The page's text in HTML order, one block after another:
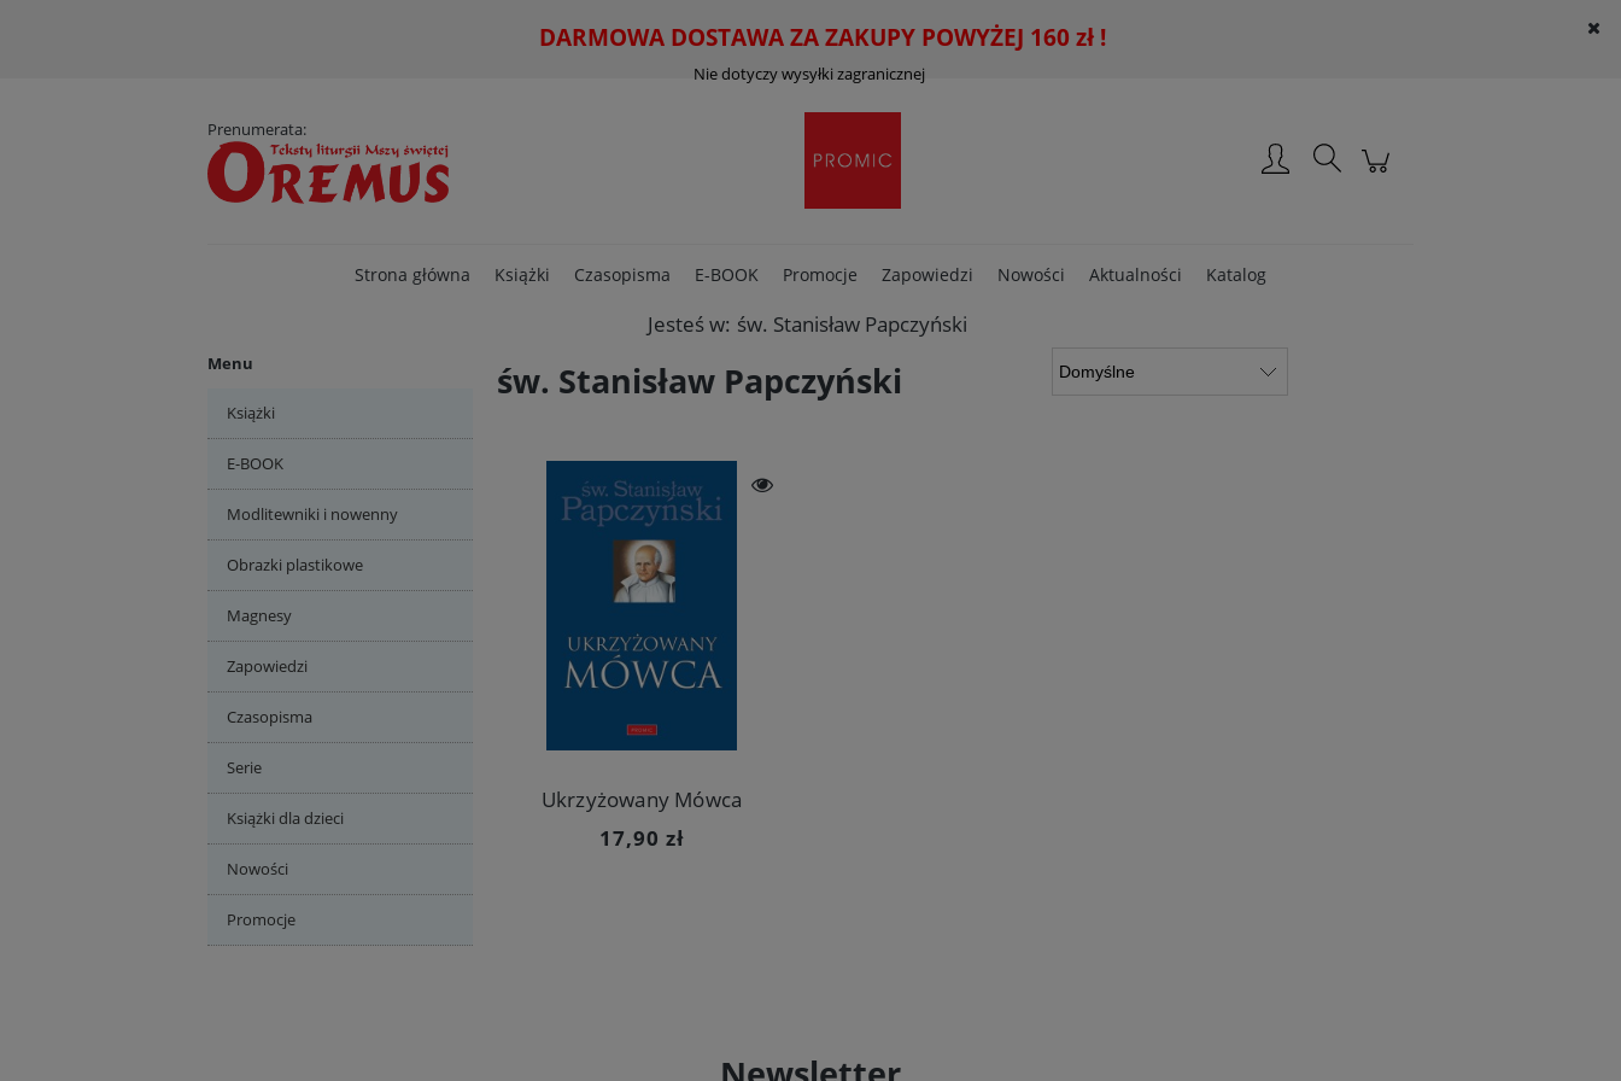
DARMOWA DOSTAWA ZA ZAKUPY POWYŻEJ 160 zł !
Nie dotyczy wysyłki zagranicznej
Prenumerata:
Strona główna Książki Czasopisma E-BOOK Promocje Zapowiedzi Nowości Aktualności Katalog
Jesteś w: św. Stanisław Papczyński
Menu
Książki
E-BOOK
Modlitewniki i nowenny
Obrazki plastikowe
Magnesy
Zapowiedzi
Czasopisma
Serie
Książki dla dzieci
Nowości
Promocje
św. Stanisław Papczyński
Ukrzyżowany Mówca
17,90 zł